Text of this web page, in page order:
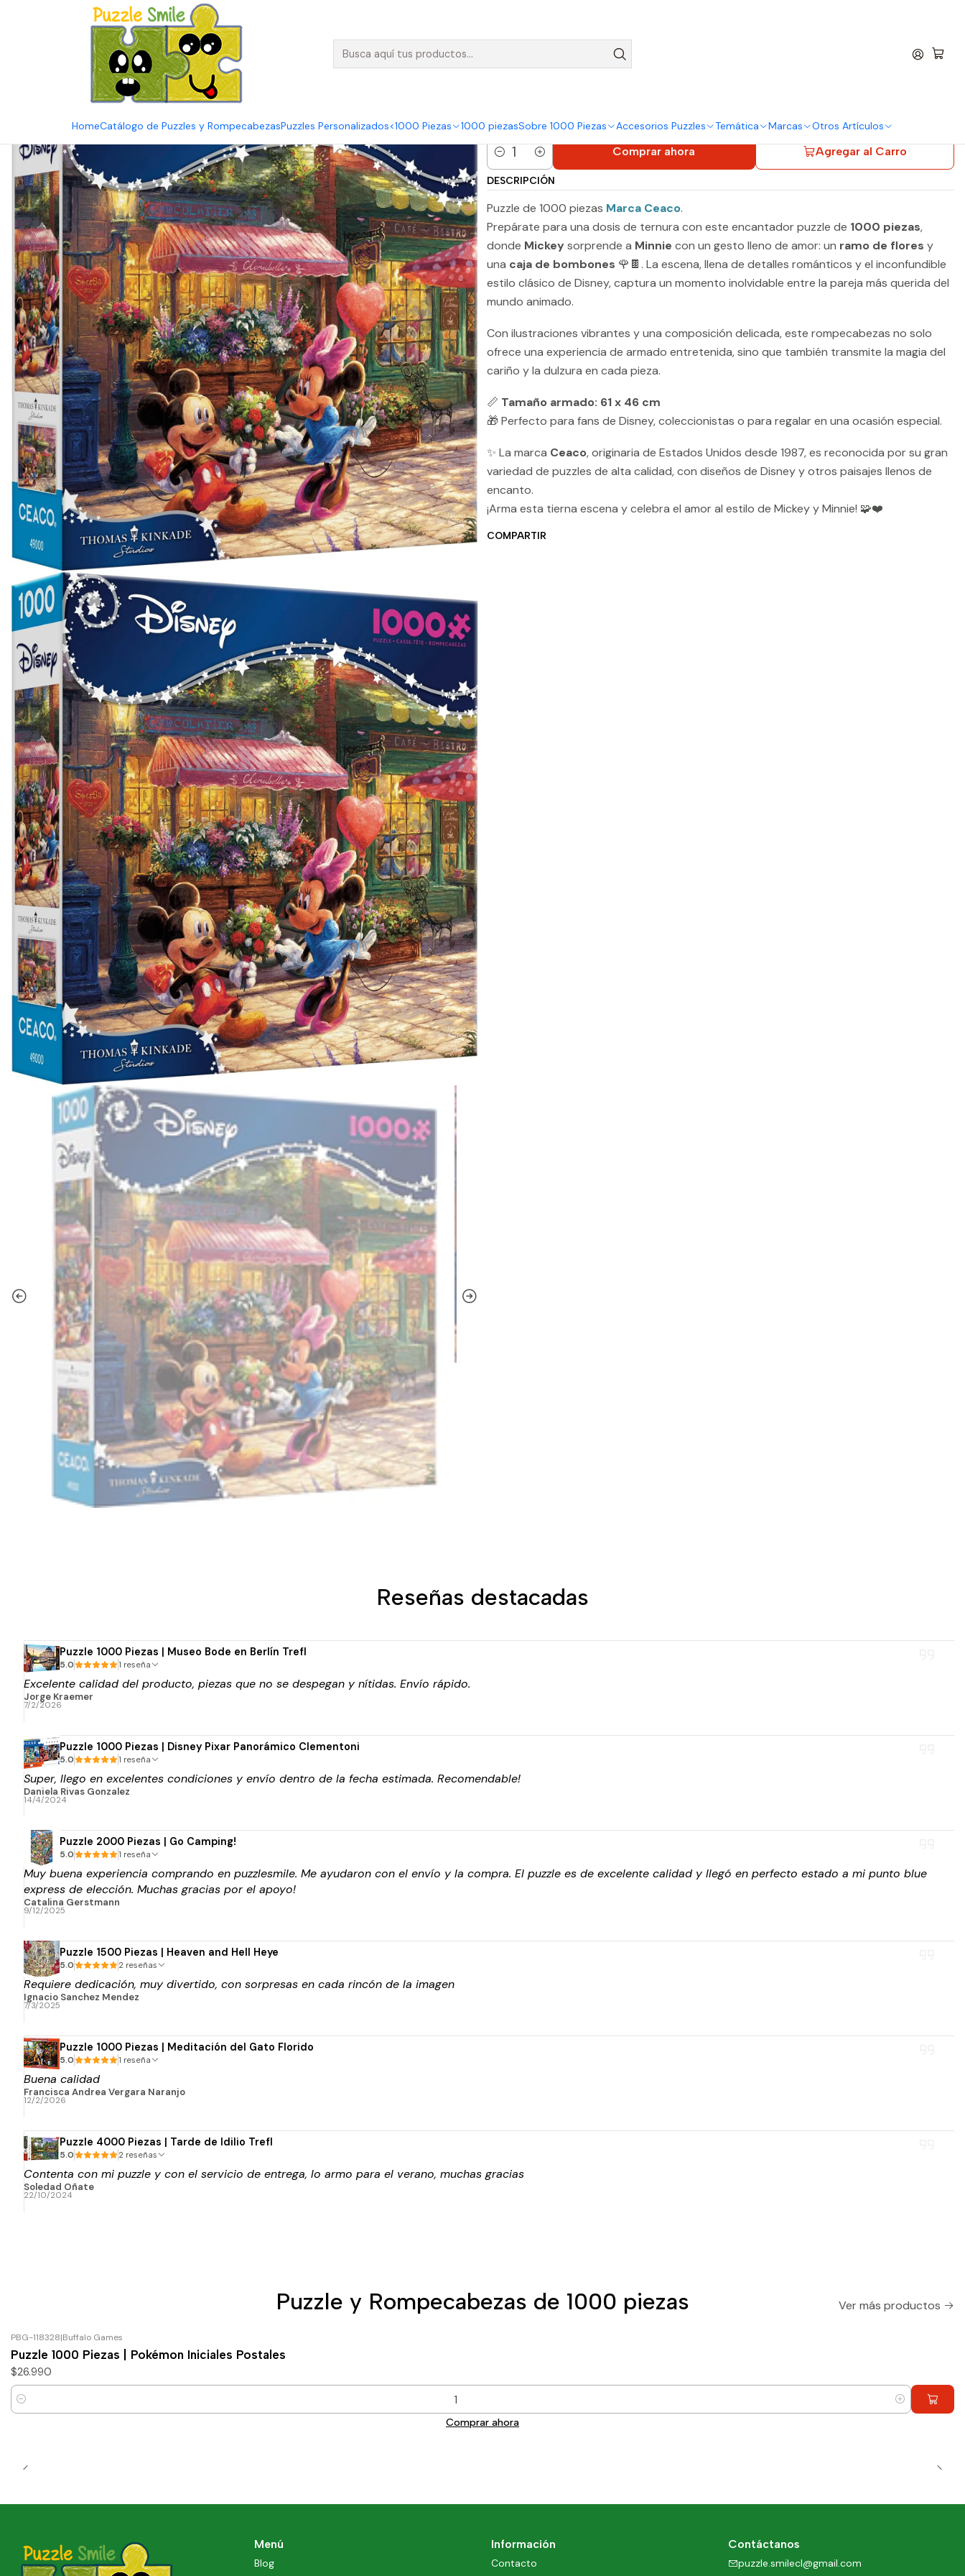
HomeCatálogo de Puzzles y RompecabezasPuzzles Personalizados<1000 Piezas 1000 piezasSobre 1000 Piezas Accesorios Puzzles Temática Marcas Otros Artículos
Catálogo de Puzzles y Rompecabezas Puzzle y Rompecabezas de 1000 piezas
Puzzle 1000 Piezas | Disney
|
Cantidad
Agregar al Carro
Comprar ahora
DESCRIPCIÓN
Puzzle de 1000 piezas Marca Ceaco.
Prepárate para una dosis de ternura con este encantador puzzle de 1000 piezas,
donde Mickey sorprende a Minnie con un gesto lleno de amor: un ramo de flores y
una caja de bombones 🌹🍫. La escena, llena de detalles románticos y el inconfundible
estilo clásico de Disney, captura un momento inolvidable entre la pareja más querida del
mundo animado.
Con ilustraciones vibrantes y una composición delicada, este rompecabezas no solo
ofrece una experiencia de armado entretenida, sino que también transmite la magia del
cariño y la dulzura en cada pieza.
📏 Tamaño armado: 61 x 46 cm
🎁 Perfecto para fans de Disney, coleccionistas o para regalar en una ocasión especial.
✨ La marca Ceaco, originaria de Estados Unidos desde 1987, es reconocida por su gran
variedad de puzzles de alta calidad, con diseños de Disney y otros paisajes llenos de
encanto.
¡Arma esta tierna escena y celebra el amor al estilo de Mickey y Minnie! 🧩❤️
COMPARTIR
Reseñas destacadas
Puzzle 1000 Piezas | Museo Bode en Berlín Trefl
5.0 1 reseña
Excelente calidad del producto, piezas que no se despegan y nítidas. Envío rápido.
Jorge Kraemer
7/2/2026
Puzzle 1000 Piezas | Disney Pixar Panorámico Clementoni
5.0 1 reseña
Super, llego en excelentes condiciones y envío dentro de la fecha estimada. Recomendable!
Daniela Rivas Gonzalez
14/4/2024
Puzzle 2000 Piezas | Go Camping!
5.0 1 reseña
Muy buena experiencia comprando en puzzlesmile. Me ayudaron con el envío y la compra. El puzzle es de excelente calidad y llegó en perfecto estado a mi punto blue
express de elección. Muchas gracias por el apoyo!
Catalina Gerstmann
9/12/2025
Puzzle 1500 Piezas | Heaven and Hell Heye
5.0 2 reseñas
Requiere dedicación, muy divertido, con sorpresas en cada rincón de la imagen
Ignacio Sanchez Mendez
7/3/2025
Puzzle 1000 Piezas | Meditación del Gato Florido
5.0 1 reseña
Buena calidad
Francisca Andrea Vergara Naranjo
12/2/2026
Puzzle 4000 Piezas | Tarde de Idilio Trefl
5.0 2 reseñas
Contenta con mi puzzle y con el servicio de entrega, lo armo para el verano, muchas gracias
Soledad Oñate
22/10/2024
Puzzle y Rompecabezas de 1000 piezas Ver más productos
PBG-118328|Buffalo Games
Puzzle 1000 Piezas | Pokémon Iniciales Postales
$26.990
Cantidad
Comprar ahora
Menú
Blog
Información
Contacto
Contáctanos
puzzle.smilecl@gmail.com